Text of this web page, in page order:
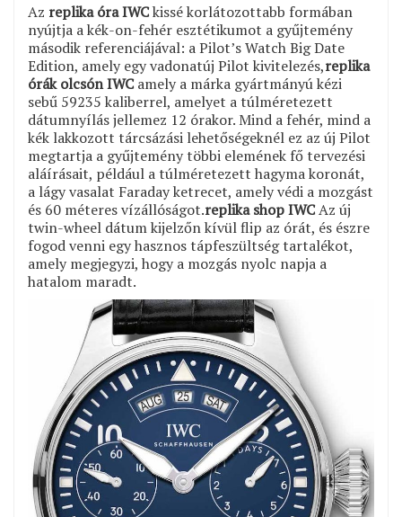
Az replika óra IWCkissé korlátozottabb formában
nyújtja a kék-on-fehér esztétikumot a gyűjtemény
második referenciájával: a Pilot’s Watch Big Date
Edition, amely egy vadonatúj Pilot kivitelezés,replika
órák olcsón IWCamely a márka gyártmányú kézi
sebű 59235 kaliberrel, amelyet a túlméretezett
dátumnyílás jellemez 12 órakor. Mind a fehér, mind a
kék lakkozott tárcsázási lehetőségeknél ez az új Pilot
megtartja a gyűjtemény többi elemének fő tervezési
aláírásait, például a túlméretezett hagyma koronát,
a lágy vasalat Faraday ketrecet, amely védi a mozgást
és 60 méteres vízállóságot.replika shop IWCAz új
twin-wheel dátum kijelzőn kívül flip az órát, és észre
fogod venni egy hasznos tápfeszültség tartalékot,
amely megjegyzi, hogy a mozgás nyolc napja a
hatalom maradt.